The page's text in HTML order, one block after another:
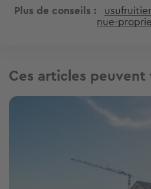
Plus de conseils usufruitier
nue-
Ces articles
Image